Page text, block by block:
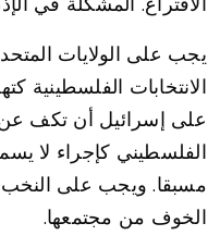
يجب على الولايات
الانتخابات الفلسطينية
على إسرائيل أن تكف
الفلسطيني كإجراء لا
مسبقا. ويجب على
الخوف من مجتمعها.